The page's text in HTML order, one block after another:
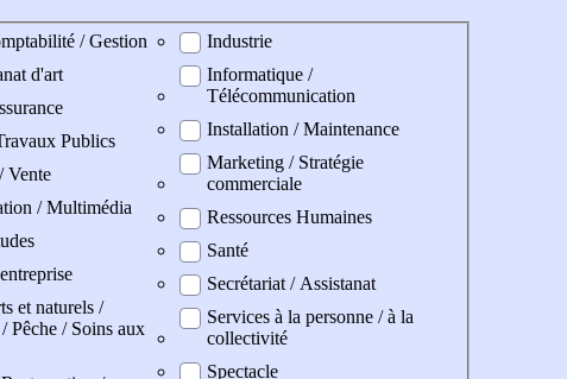
/ Gestion
d'art
Publics
Vente
/ Multimédia
et naturels /
Pêche / Soins aux
Industrie
Informatique /
Télécommunication
Installation / Maintenance
Marketing / Stratégie
commerciale
Ressources Humaines
Santé
Secrétariat / Assistanat
Services à la personne / à la
collectivité
Spectacle